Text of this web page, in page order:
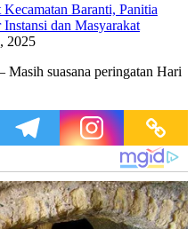
Baranti, Panitia
dan Masyarakat
2025
suasana peringatan Hari